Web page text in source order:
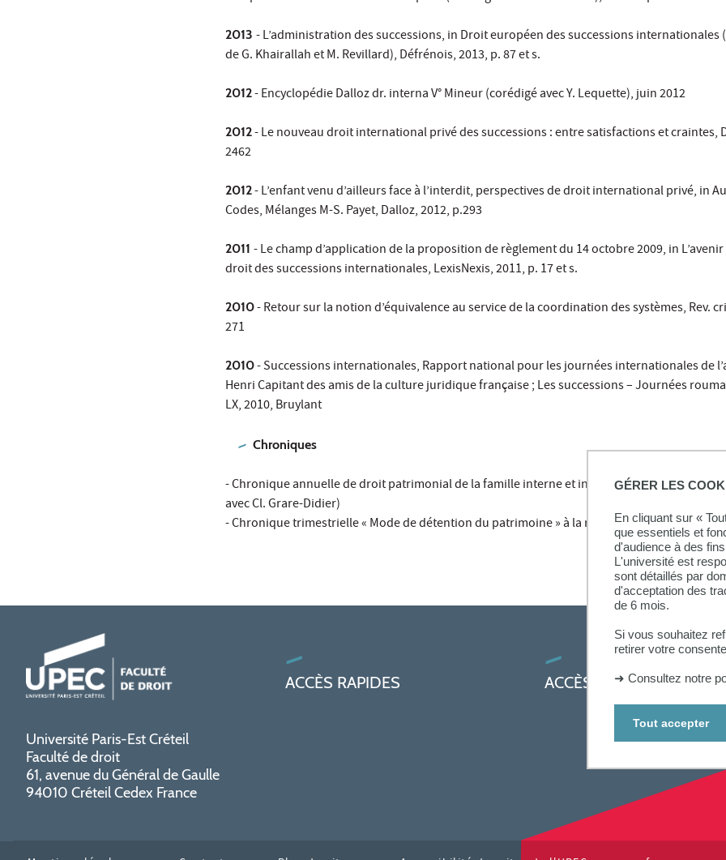
GÉRER LES
En cliquant sur «
que essentiels et
d'audience à des
L'université est
sont détaillés par
d'acceptation des
de 6 mois.
Si vous souhaitez
retirer votre
➜ Consultez notre
Tout accepter
2013 - L’administration des successions, in Droit européen des successions internationales
de G. Khairallah et M. Revillard), Défrénois, 2013, p. 87 et s.
2012- Encyclopédie Dalloz dr. interna V° Mineur (corédigé avec Y. Lequette), juin 2012
2012- Le nouveau droit international privé des successions : entre satisfactions et craintes,
2462
2012- L’enfant venu d’ailleurs face à l’interdit, perspectives de droit international privé, in
Codes, Mélanges M-S. Payet, Dalloz, 2012, p.293
2011 - Le champ d’application de la proposition de règlement du 14 octobre 2009, in
droit des successions internationales, LexisNexis, 2011, p. 17 et s.
2010- Retour sur la notion d’équivalence au service de la coordination des systèmes, Rev.
271
2010- Successions internationales, Rapport national pour les journées internationales de
Henri Capitant des amis de la culture juridique française ; Les successions – Journées
LX, 2010, Bruylant
Chroniques
- Chronique annuelle de droit patrimonial de la famille interne et international au recueil
avec Cl. Grare-Didier)
- Chronique trimestrielle « Mode de détention du patrimoine » à la revue Ingénierie du
Université Paris-Est Créteil
Faculté de droit
61, avenue du Général de Gaulle
94010 Créteil Cedex France
ACCÈS RAPIDES ACCÈS PRATIQUES